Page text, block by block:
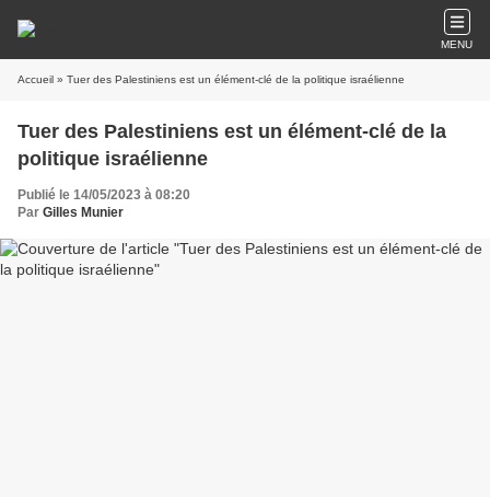
MENU
Accueil » Tuer des Palestiniens est un élément-clé de la politique israélienne
Tuer des Palestiniens est un élément-clé de la
politique israélienne
Publié le 14/05/2023 à 08:20
Par Gilles Munier